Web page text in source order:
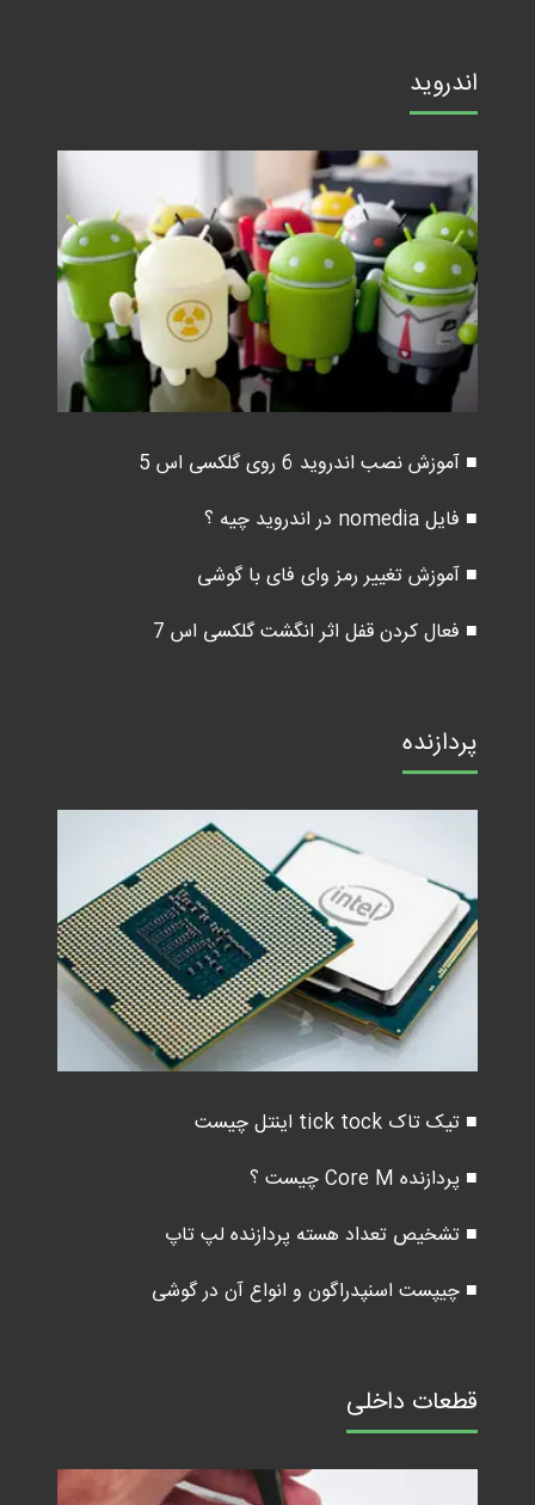
اندروید
■ آموزش نصب اندروید 6 روی گلکسی اس 5
■ فایل nomedia در اندروید چیه ؟
■ آموزش تغییر رمز وای فای با گوشی
■ فعال کردن قفل اثر انگشت گلکسی اس 7
پردازنده
■ تیک تاک tick tock اینتل چیست
■ پردازنده Core M چیست ؟
■ تشخیص تعداد هسته پردازنده لپ تاپ
■ چیپست اسنپدراگون و انواع آن در گوشی
قطعات داخلی